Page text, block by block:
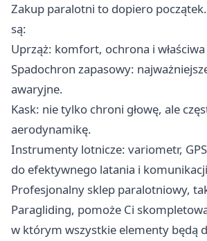
Zakup paralotni to dopiero
są:
Uprząż: komfort, ochrona i
Spadochron zapasowy:
awaryjne.
Kask: nie tylko chroni głowę, ale
aerodynamikę.
Instrumenty lotnicze: variometr,
do efektywnego latania i
Profesjonalny sklep paralotniowy,
Paragliding, pomoże Ci
w którym wszystkie elementy będą